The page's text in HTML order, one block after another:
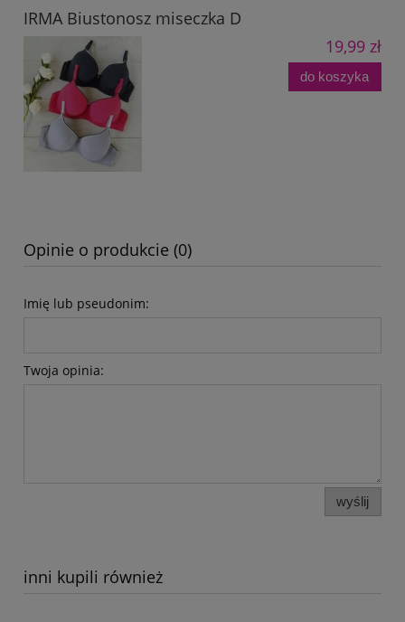
IRMA Biustonosz miseczka D
19,99 zł
do koszyka
Opinie o produkcie (0)
Imię lub pseudonim:
Twoja opinia:
wyślij
inni kupili również